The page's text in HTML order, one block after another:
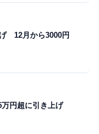
12月から3000円
円超に引き上げ